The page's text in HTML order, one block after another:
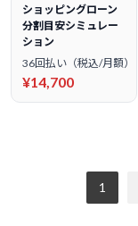
ショッピングローン
分割目安シミュレー
ション
36回払い（税込/月額）
¥14,700
1